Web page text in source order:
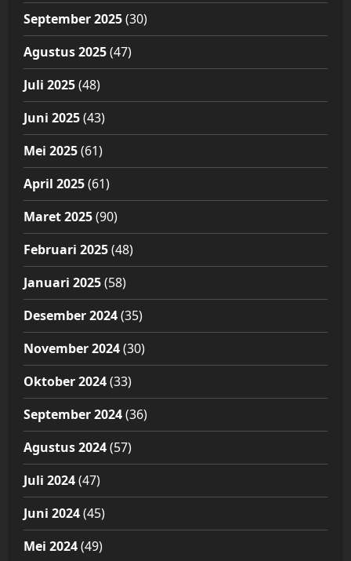
September 2025(30)
Agustus 2025(47)
Juli 2025(48)
Juni 2025(43)
Mei 2025(61)
April 2025(61)
Maret 2025(90)
Februari 2025(48)
Januari 2025(58)
Desember 2024(35)
November 2024(30)
Oktober 2024(33)
September 2024(36)
Agustus 2024(57)
Juli 2024(47)
Juni 2024(45)
Mei 2024(49)